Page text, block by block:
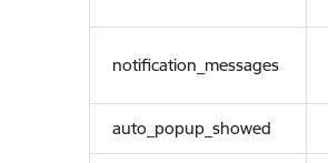
notification_messages
auto_popup_showed